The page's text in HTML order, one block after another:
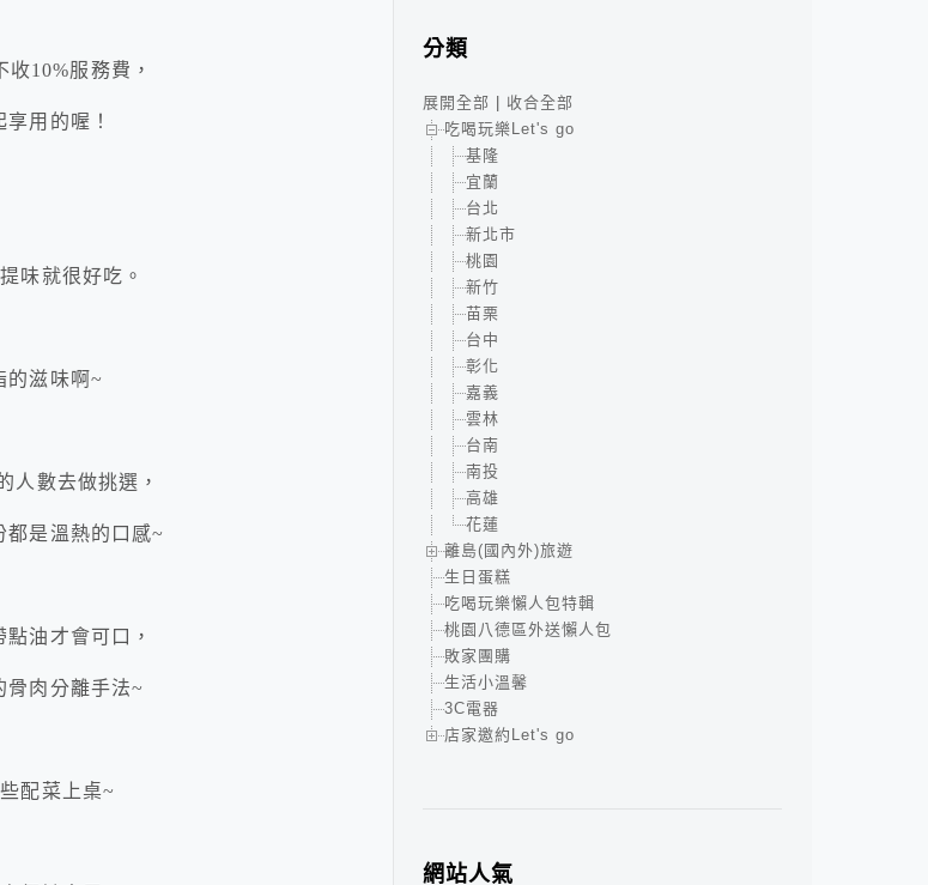
10%服務費，
用的喔！
味就很好吃。
的滋味啊~
人數去做挑選，
是溫熱的口感~
油才會可口，
骨肉分離手法~
配菜上桌~
分類
展開全部
收合全部
吃喝玩樂Let's go
基隆
宜蘭
台北
新北市
桃園
新竹
苗栗
台中
彰化
嘉義
雲林
台南
南投
高雄
花蓮
離島(國內外)旅遊
生日蛋糕
吃喝玩樂懶人包特輯
桃園八德區外送懶人包
敗家團購
生活小溫馨
3C電器
店家邀約Let's go
網站人氣